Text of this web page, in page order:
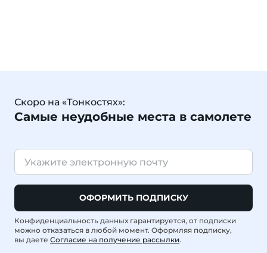
Скоро на «Тонкостях»:
Самые неудобные места в самолете
ОФОРМИТЬ ПОДПИСКУ
Конфиденциальность данных гарантируется, от подписки
можно отказаться в любой момент. Оформляя подписку,
вы даете Согласие на получение рассылки.